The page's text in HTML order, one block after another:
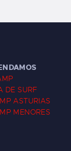
DE SURF
ASTURIAS
MENORES